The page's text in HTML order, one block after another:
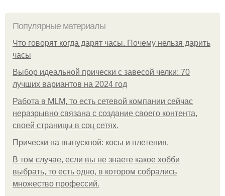
Популярные материалы
Что говорят когда дарят часы. Почему нельзя дарить
часы
Выбор идеальной прически с завесой челки: 70
лучших вариантов на 2024 год
Работа в MLM, то есть сетевой компании сейчас
неразрывно связана с создание своего контента,
своей страницы в соц сетях.
Прически на выпускной: косы и плетения.
В том случае, если вы не знаете какое хобби
выбрать, то есть одно, в котором собрались
множество профессий.